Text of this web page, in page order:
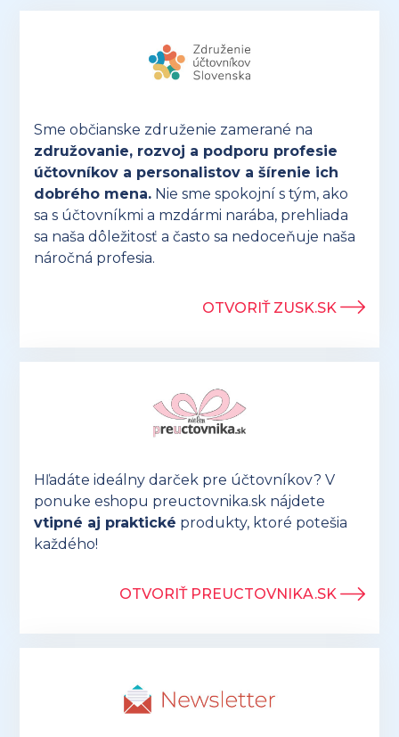
Sme občianske združenie zamerané na
združovanie, rozvoj a podporu profesie
účtovníkov a personalistov a šírenie ich
dobrého mena. Nie sme spokojní s tým, ako
sa s účtovníkmi a mzdármi narába, prehliada
sa naša dôležitosť a často sa nedoceňuje naša
náročná profesia.
OTVORIŤ ZUSK.SK
Hľadáte ideálny darček pre účtovníkov? V
ponuke eshopu preuctovnika.sk nájdete
vtipné aj praktické produkty, ktoré potešia
každého!
OTVORIŤ PREUCTOVNIKA.SK